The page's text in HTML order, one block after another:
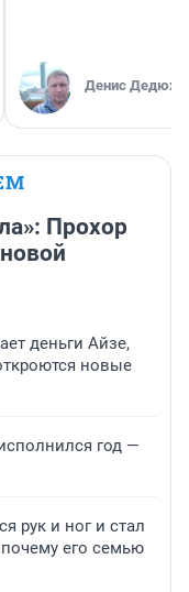
Денис
Прохор
деньги Айзе,
новые
год —
рук и ног и стал
его семью